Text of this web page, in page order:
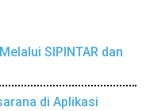
SIPINTAR dan
di Aplikasi